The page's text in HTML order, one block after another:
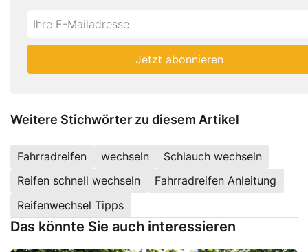
Do
fill
*Ihre
Mailadresse:
Jetzt abonnieren
Weitere Stichwörter zu diesem Artikel
Fahrradreifen wechseln
Schlauch wechseln
Reifen schnell wechseln
Fahrradreifen Anleitung
Reifenwechsel Tipps
Das könnte Sie auch interessieren